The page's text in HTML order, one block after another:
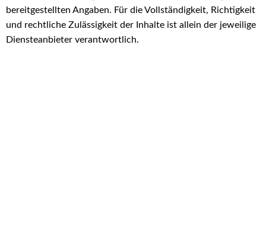
bereitgestellten Angaben. Für die Vollständigkeit, Richtigkeit
und rechtliche Zulässigkeit der Inhalte ist allein der jeweilige
Diensteanbieter verantwortlich.